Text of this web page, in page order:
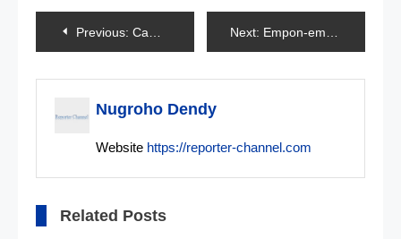
Navigasi
pos
Previous: Camping Di Lereng Gunung Merapi Segera Dibuka Next: Empon-empon Ramuan Cegah Corona
Nugroho Dendy
Website https://reporter-channel.com
Related Posts